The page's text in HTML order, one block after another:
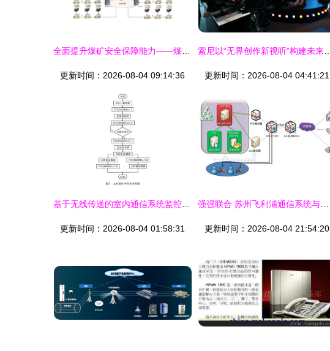
更新时间：2026-08-04 09:14:36 更新时间：2026-08-04 04:41:21
更新时间：2026-08-04 01:58:31 更新时间：2026-08-04 21:54:20